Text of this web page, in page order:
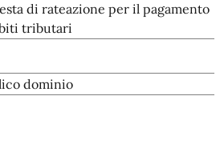
di rateazione per il pagamento
tributari
dominio